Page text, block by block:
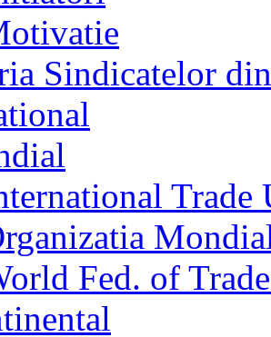
Sindicatelor
Trade
Fed. of